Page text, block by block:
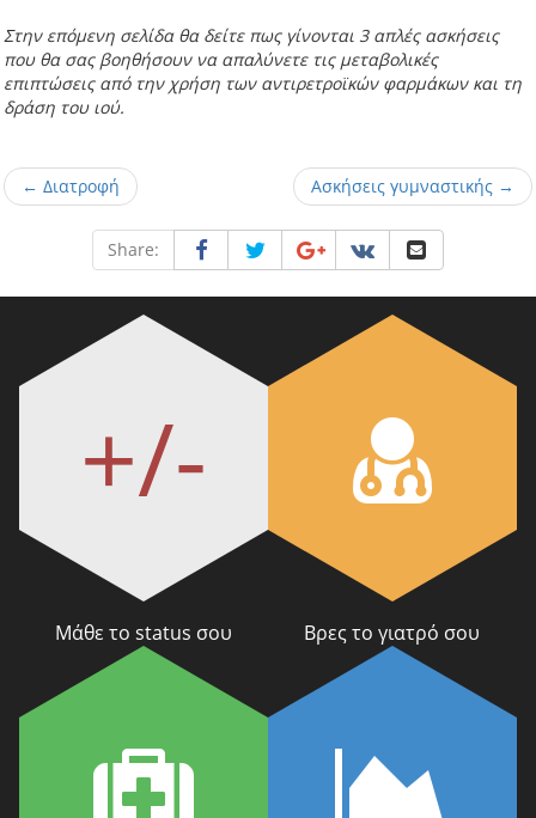
Στην επόμενη σελίδα θα δείτε πως γίνονται 3 απλές ασκήσεις
που θα σας βοηθήσουν να απαλύνετε τις μεταβολικές
επιπτώσεις από την χρήση των αντιρετροϊκών φαρμάκων και τη
δράση του ιού.
← Διατροφή Ασκήσεις γυμναστικής →
Share:
+/-
Μάθε το status σου Βρες το γιατρό σου